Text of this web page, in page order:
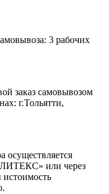
3 рабочих
заказ самовывозом
г.Тольятти,
осуществляется
или через